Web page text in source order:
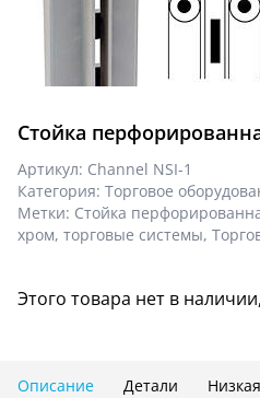
Стойка
Артикул: Channel NSI-1
Категория: Торговое
Метки: Стойка
хром, торговые системы,
Этого товара нет в
Описание Детали